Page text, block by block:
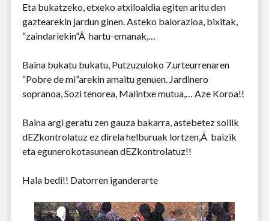
Eta bukatzeko, etxeko atxiloaldia egiten aritu den
gaztearekin jardun ginen. Asteko balorazioa, bixitak,
“zaindariekin”Â hartu-emanak,…
Baina bukatu bukatu, Putzuzuloko 7.urteurrenaren
“Pobre de mi”arekin amaitu genuen. Jardinero
sopranoa, Sozi tenorea, Malintxe mutua,… Aze Koroa!!
Baina argi geratu zen gauza bakarra, astebetez soilik
dEZkontrolatuz ez direla helburuak lortzen,Â baizik
eta egunerokotasunean dEZkontrolatuz!!
Hala bedi!! Datorren iganderarte